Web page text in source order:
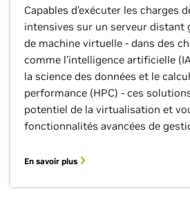
Capables d’exécuter les charges
intensives sur un serveur distant
de machine virtuelle - dans des
comme l’intelligence artificielle
la science des données et le
performance (HPC) - ces
potentiel de la virtualisation et
fonctionnalités avancées de
En savoir plus